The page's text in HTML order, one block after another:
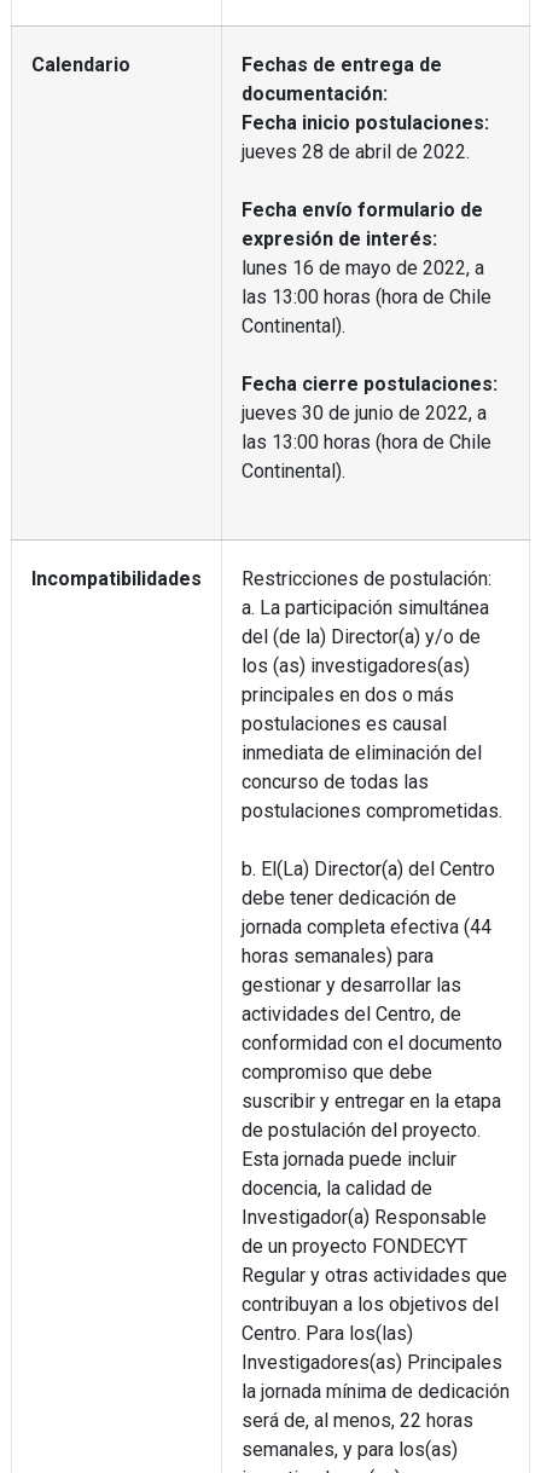
Calendario
Fechas de entrega de
documentación:
Fecha inicio postulaciones:
jueves 28 de abril de 2022.
Fecha envío formulario de
expresión de interés:
lunes 16 de mayo de 2022, a
las 13:00 horas (hora de Chile
Continental).
Fecha cierre postulaciones:
jueves 30 de junio de 2022, a
las 13:00 horas (hora de Chile
Continental).
Incompatibilidades
Restricciones de postulación:
a. La participación simultánea
del (de la) Director(a) y/o de
los (as) investigadores(as)
principales en dos o más
postulaciones es causal
inmediata de eliminación del
concurso de todas las
postulaciones comprometidas.
b. El(La) Director(a) del Centro
debe tener dedicación de
jornada completa efectiva (44
horas semanales) para
gestionar y desarrollar las
actividades del Centro, de
conformidad con el documento
compromiso que debe
suscribir y entregar en la etapa
de postulación del proyecto.
Esta jornada puede incluir
docencia, la calidad de
Investigador(a) Responsable
de un proyecto FONDECYT
Regular y otras actividades que
contribuyan a los objetivos del
Centro. Para los(las)
Investigadores(as) Principales
la jornada mínima de dedicación
será de, al menos, 22 horas
semanales, y para los(as)